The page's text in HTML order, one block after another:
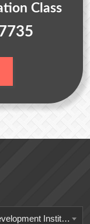
Class
Bangladesh Health & Education Skills Development Institute